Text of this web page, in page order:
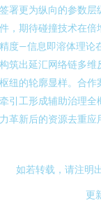
署更为纵向的参数
，期待碰撞技术在倍
度—信息即溶体理论
筑出延汇网络链多
纽的轮廓显样。合
引工形成辅助治理
革新后的资源去重应
如若转载，请注明
更